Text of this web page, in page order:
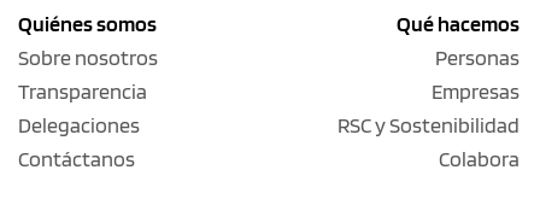
Quiénes somos
Sobre nosotros
Transparencia
Delegaciones
Contáctanos
Qué hacemos
Personas
Empresas
RSC y Sostenibilidad
Colabora